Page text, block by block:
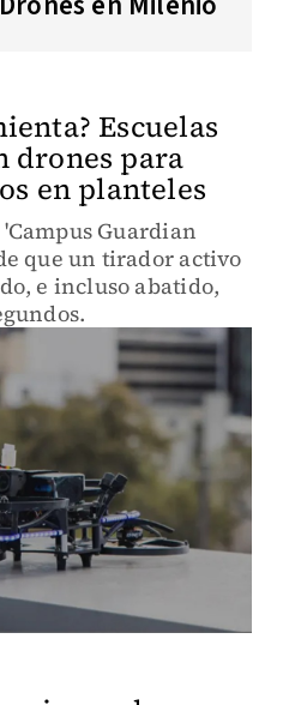
Escuelas
drones para
en planteles
Guardian
que un tirador activo
e incluso abatido,